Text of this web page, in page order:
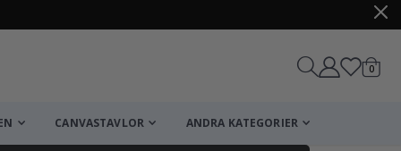
0
CANVASTAVLOR ANDRA KATEGORIER